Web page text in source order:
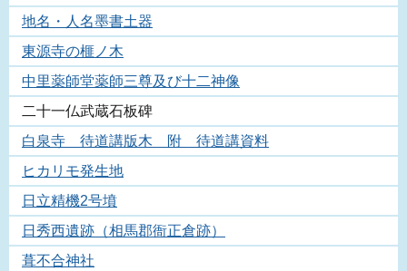
地名・人名墨書土器
東源寺の榧ノ木
中里薬師堂薬師三尊及び十二神像
二十一仏武蔵石板碑
白泉寺 待道講版木 附 待道講資料
ヒカリモ発生地
日立精機2号墳
日秀西遺跡（相馬郡衙正倉跡）
葺不合神社